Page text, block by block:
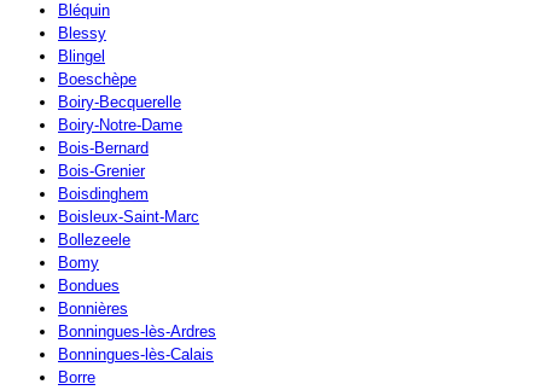
Bléquin
Blessy
Blingel
Boeschèpe
Boiry-Becquerelle
Boiry-Notre-Dame
Bois-Bernard
Bois-Grenier
Boisdinghem
Boisleux-Saint-Marc
Bollezeele
Bomy
Bondues
Bonnières
Bonningues-lès-Ardres
Bonningues-lès-Calais
Borre